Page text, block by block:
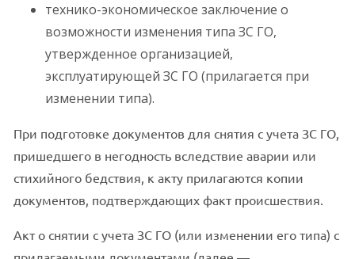
технико-экономическое заключение о
возможности изменения типа ЗС ГО,
утвержденное организацией,
эксплуатирующей ЗС ГО (прилагается при
изменении типа).
При подготовке документов для снятия с учета ЗС ГО,
пришедшего в негодность вследствие аварии или
стихийного бедствия, к акту прилагаются копии
документов, подтверждающих факт происшествия.
Акт о снятии с учета ЗС ГО (или изменении его типа) с